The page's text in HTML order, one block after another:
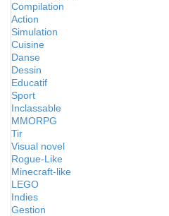
Compilation
Action
Simulation
Cuisine
Danse
Dessin
Educatif
Sport
Inclassable
MMORPG
Tir
Visual novel
Rogue-Like
Minecraft-like
LEGO
Indies
Gestion